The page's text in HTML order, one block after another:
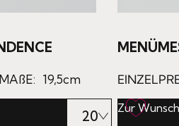
MAßE: 19,5cm
Zur